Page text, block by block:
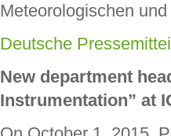
Meteorologischen
Deutsche
New department
Instrumentation” at